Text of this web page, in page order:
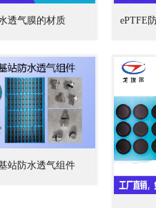
透气膜的材质 ePTFE
站防水透气组件